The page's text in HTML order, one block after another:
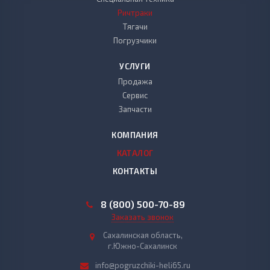
Ричтраки
Тягачи
Погрузчики
УСЛУГИ
Продажа
Сервис
Запчасти
КОМПАНИЯ
КАТАЛОГ
КОНТАКТЫ
8 (800) 500-70-89
Заказать звонок
Сахалинская область,
г.Южно-Сахалинск
info@pogruzchiki-heli65.ru